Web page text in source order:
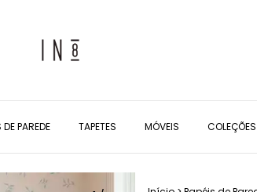
DE PAREDE TAPETES MÓVEIS